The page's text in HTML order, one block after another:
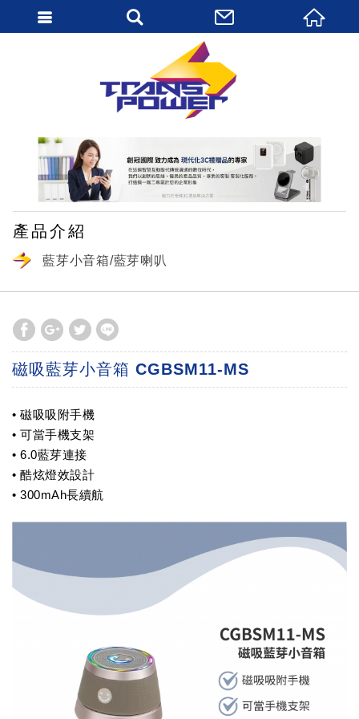
產品介紹
藍芽小音箱/藍芽喇叭
磁吸藍芽小音箱 CGBSM11-MS
• 磁吸吸附手機
• 可當手機支架
• 6.0藍芽連接
• 酷炫燈效設計
• 300mAh長續航
繁體中文